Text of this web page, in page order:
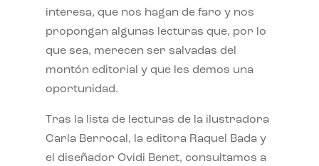
interesa, que nos hagan de faro y nos
propongan algunas lecturas que, por lo
que sea, merecen ser salvadas del
montón editorial y que les demos una
oportunidad.
Tras la lista de lecturas de la ilustradora
Carla Berrocal, la editora Raquel Bada y
el diseñador Ovidi Benet, consultamos a